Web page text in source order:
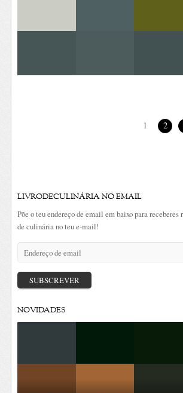
1 2
LIVRODECULINÁRIA NO EMAIL
Põe o teu endereço de email em baixo para
de culinária no teu e-mail!
email
SUBSCREVER
NOVIDADES